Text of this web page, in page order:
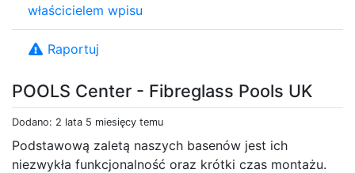
POOLS Center - Fibreglass Pools UK
Dodano: 2 lata 5 miesięcy temu
Podstawową zaletą naszych basenów jest ich
niezwykła funkcjonalność oraz krótki czas montażu.
właścicielem wpisu
Raportuj